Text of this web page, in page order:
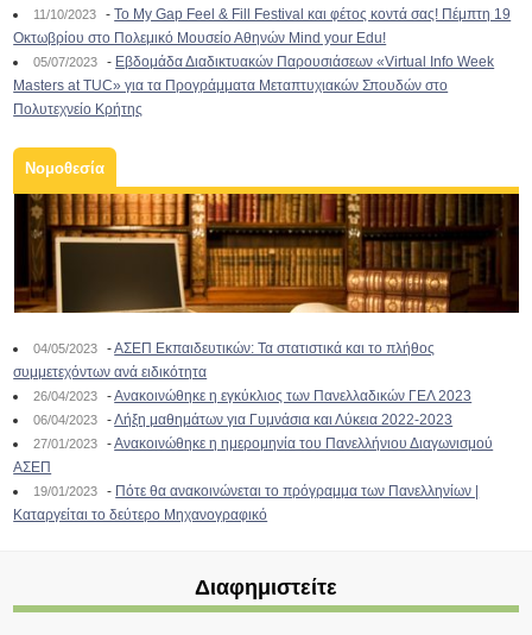
11/10/2023 -To My Gap Feel & Fill Festival και φέτος κοντά σας! Πέμπτη 19
Οκτωβρίου στο Πολεμικό Μουσείο Αθηνών Mind your Edu!
05/07/2023 - Εβδομάδα Διαδικτυακών Παρουσιάσεων «Virtual Info Week
Masters at TUC» για τα Προγράμματα Μεταπτυχιακών Σπουδών στο
Πολυτεχνείο Κρήτης
Νομοθεσία
04/05/2023 -ΑΣΕΠ Εκπαιδευτικών: Τα στατιστικά και το πλήθος
συμμετεχόντων ανά ειδικότητα
26/04/2023 -Ανακοινώθηκε η εγκύκλιος των Πανελλαδικών ΓΕΛ 2023
06/04/2023 -Λήξη μαθημάτων για Γυμνάσια και Λύκεια 2022-2023
27/01/2023 -Ανακοινώθηκε η ημερομηνία του Πανελλήνιου Διαγωνισμού
ΑΣΕΠ
19/01/2023 - Πότε θα ανακοινώνεται το πρόγραμμα των Πανελληνίων |
Καταργείται το δεύτερο Μηχανογραφικό
Διαφημιστείτε